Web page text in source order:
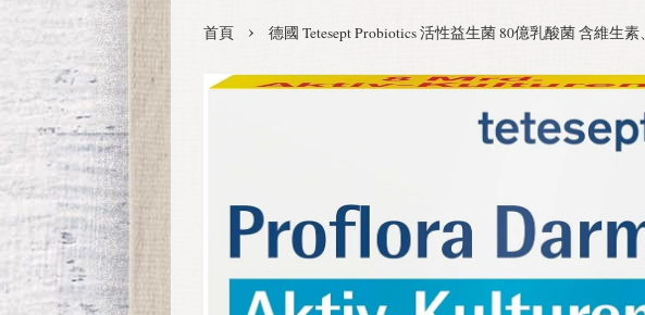
首頁 › 德國 Tetesept Probiotics 活性益生菌 80億乳酸菌 含維生